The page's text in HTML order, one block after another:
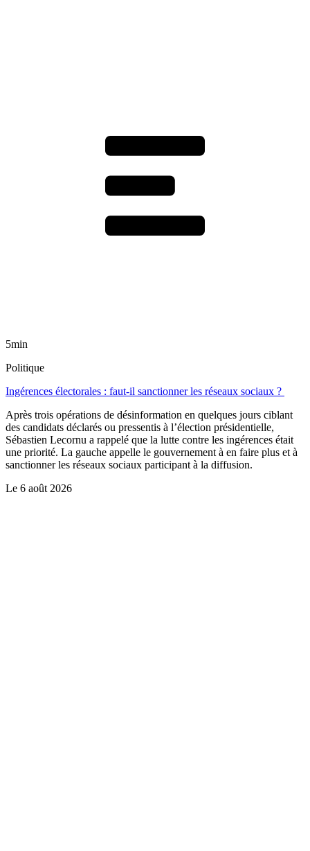
5min
Politique
Ingérences électorales : faut-il sanctionner les réseaux sociaux ?
Après trois opérations de désinformation en quelques jours ciblant
des candidats déclarés ou pressentis à l’élection présidentielle,
Sébastien Lecornu a rappelé que la lutte contre les ingérences était
une priorité. La gauche appelle le gouvernement à en faire plus et à
sanctionner les réseaux sociaux participant à la diffusion.
Le 6 août 2026